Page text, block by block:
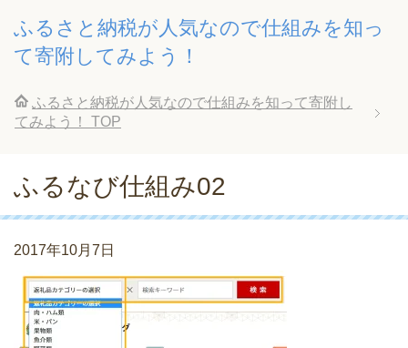
ふるさと納税が人気なので仕組みを知っ
て寄附してみよう！
ふるさと納税が人気なので仕組みを知って寄附し
てみよう！
TOP
ふるなび仕組み02
2017年10月7日